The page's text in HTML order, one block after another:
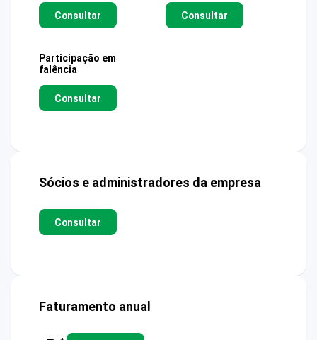
Consultar Consultar
Participação em
falência
Consultar
Sócios e administradores da empresa
Consultar
Faturamento anual